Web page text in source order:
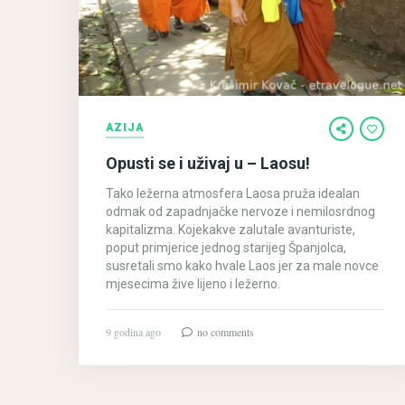
AZIJA
Opusti se i uživaj u – Laosu!
Tako ležerna atmosfera Laosa pruža idealan
odmak od zapadnjačke nervoze i nemilosrdnog
kapitalizma. Kojekakve zalutale avanturiste,
poput primjerice jednog starijeg Španjolca,
susretali smo kako hvale Laos jer za male novce
mjesecima žive lijeno i ležerno.
9 godina ago no comments